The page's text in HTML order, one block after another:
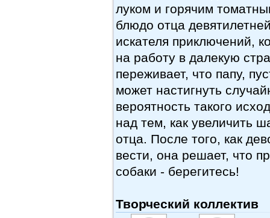
луком и горячим
блюдо отца
искателя приключений,
на работу в далекую
переживает, что папу,
может настигнуть
вероятность такого
над тем, как увеличить
отца. После того, как
вести, она решает, что
собаки - берегитесь!
Творческий коллектив